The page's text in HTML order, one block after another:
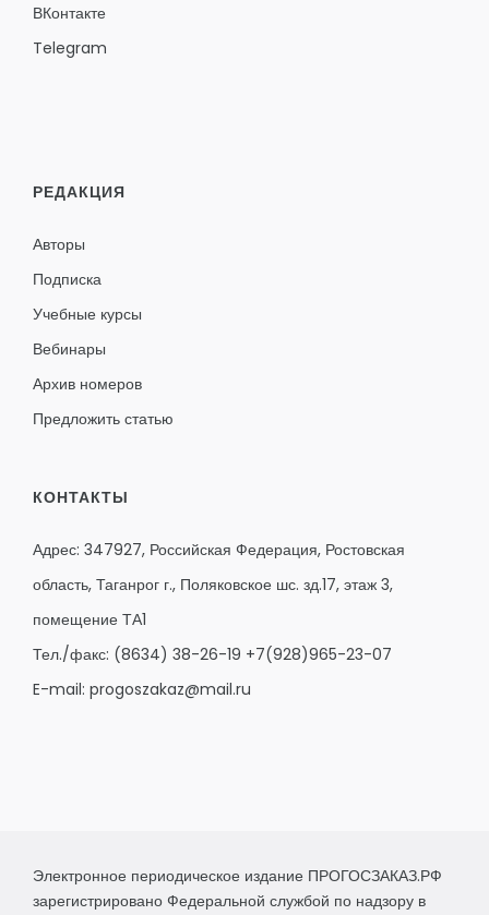
ВКонтакте
Telegram
РЕДАКЦИЯ
Авторы
Подписка
Учебные курсы
Вебинары
Архив номеров
Предложить статью
КОНТАКТЫ
Адрес: 347927, Российская Федерация, Ростовская
область, Таганрог г., Поляковское шс. зд.17, этаж 3,
помещение ТА1
Тел./факс: (8634) 38-26-19 +7(928)965-23-07
E-mail: progoszakaz@mail.ru
Электронное периодическое издание ПРОГОСЗАКАЗ.РФ
зарегистрировано Федеральной службой по надзору в